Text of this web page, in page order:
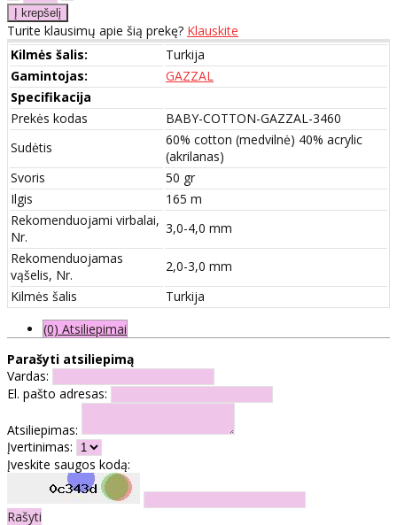
Turite klausimų apie šią prekę? Klauskite
Kilmės šalis:
Turkija
Gamintojas:
GAZZAL
Specifikacija
Prekės kodas
BABY-COTTON-GAZZAL-3460
Sudėtis
60% cotton (medvilnė) 40% acrylic
(akrilanas)
Svoris
50 gr
Ilgis
165 m
Rekomenduojami virbalai,
Nr.
3,0-4,0 mm
Rekomenduojamas
vąšelis, Nr.
2,0-3,0 mm
Kilmės šalis
Turkija
(0) Atsiliepimai
Parašyti atsiliepimą
Vardas:
El. pašto adresas:
Atsiliepimas:
Įvertinimas:
Įveskite saugos kodą:
Rašyti